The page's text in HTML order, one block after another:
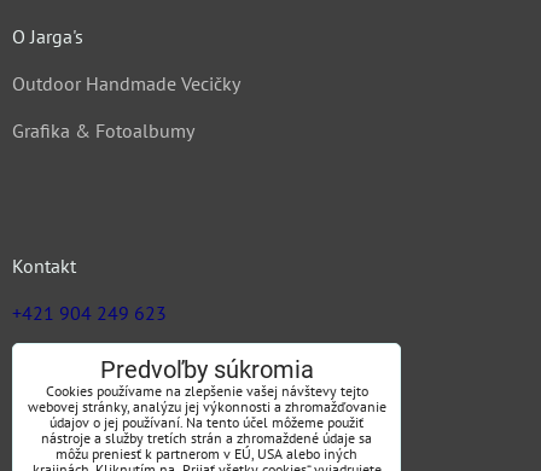
O Jarga's
Outdoor Handmade Vecičky
Grafika & Fotoalbumy
Kontakt
+421 904 249 623
zuz@jargas.sk
Obchodné podmienky
Predvoľby súkromia
Cookies používame na zlepšenie vašej návštevy tejto
webovej stránky, analýzu jej výkonnosti a zhromažďovanie
údajov o jej používaní. Na tento účel môžeme použiť
nástroje a služby tretích strán a zhromaždené údaje sa
môžu preniesť k partnerom v EÚ, USA alebo iných